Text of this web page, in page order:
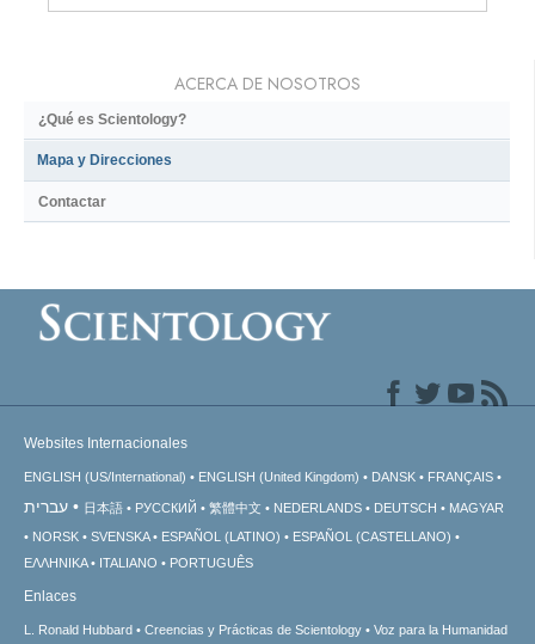
ACERCA DE NOSOTROS
¿Qué es Scientology?
Mapa y Direcciones
Contactar
Websites Internacionales
ENGLISH (US/International) ENGLISH (United Kingdom) DANSK FRANÇAIS
עברית 日本語 РУССКИЙ 繁體中文 NEDERLANDS DEUTSCH
MAGYAR
NORSK
SVENSKA ESPAÑOL (LATINO)
ESPAÑOL (CASTELLANO)
ΕΛΛΗΝΙΚA
ITALIANO PORTUGUÊS
Enlaces
L. Ronald Hubbard Creencias y Prácticas de Scientology Voz para la Humanidad